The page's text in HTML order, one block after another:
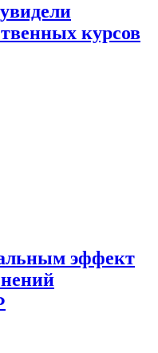
курсов
эффект